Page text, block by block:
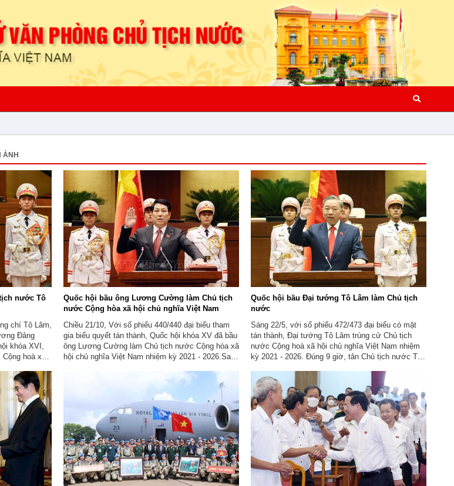
ẢNH
nước Tô
chí Tô Lâm,
Đảng
khóa XVI,
hoà xã
Quốc hội bầu ông Lương Cường làm Chủ tịch
nước Cộng hòa xã hội chủ nghĩa Việt Nam
Chiều 21/10, Với số phiếu 440/440 đại biểu tham
gia biểu quyết tán thành, Quốc hội khóa XV đã bầu
ông Lương Cường làm Chủ tịch nước Cộng hòa xã
hội chủ nghĩa Việt Nam nhiệm kỳ 2021 - 2026.Sau
Quốc hội bầu Đại tướng Tô Lâm làm Chủ tịch
nước
Sáng 22/5, với số phiếu 472/473 đại biểu có mặt
tán thành, Đại tướng Tô Lâm trúng cử Chủ tịch
nước Cộng hoà xã hội chủ nghĩa Việt Nam nhiệm
kỳ 2021 - 2026. Đúng 9 giờ, tân Chủ tịch nước Tô